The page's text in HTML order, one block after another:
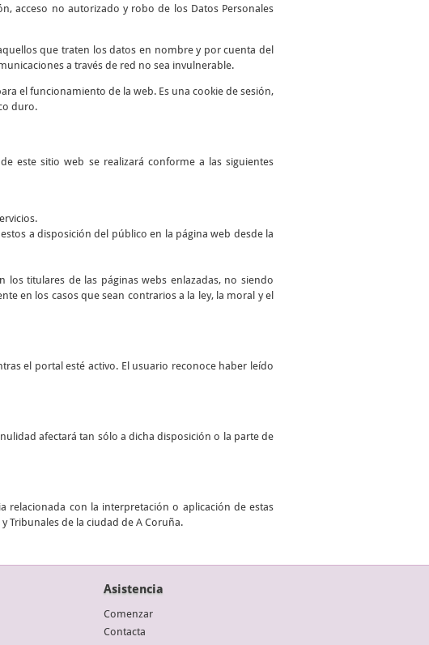
acceso no autorizado y robo de los Datos Personales
que traten los datos en nombre y por cuenta del
a través de red no sea invulnerable.
el funcionamiento de la web. Es una cookie de sesión,
duro.
este sitio web se realizará conforme a las siguientes
a disposición del público en la página web desde la
titulares de las páginas webs enlazadas, no siendo
en los casos que sean contrarios a la ley, la moral y el
el portal esté activo. El usuario reconoce haber leído
afectará tan sólo a dicha disposición o la parte de
relacionada con la interpretación o aplicación de estas
Tribunales de la ciudad de A Coruña.
Asistencia
Comenzar
Contacta